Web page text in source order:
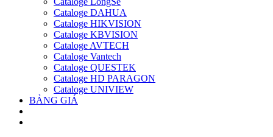
Cataloge DAHUA
Cataloge HIKVISION
Cataloge KBVISION
Cataloge AVTECH
Cataloge Vantech
Cataloge QUESTEK
Cataloge HD PARAGON
Cataloge UNIVIEW
BẢNG GIÁ